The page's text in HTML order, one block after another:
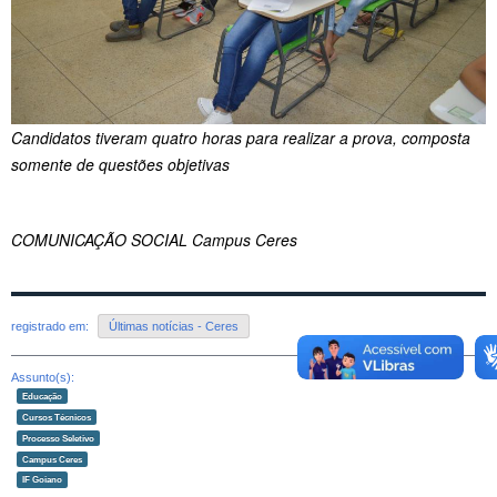
Candidatos tiveram quatro horas para realizar a prova, composta
somente de questões objetivas
COMUNICAÇÃO SOCIAL Campus Ceres
registrado em: Últimas notícias - Ceres
Assunto(s):
Educação
Cursos Técnicos
Processo Seletivo
Campus Ceres
IF Goiano